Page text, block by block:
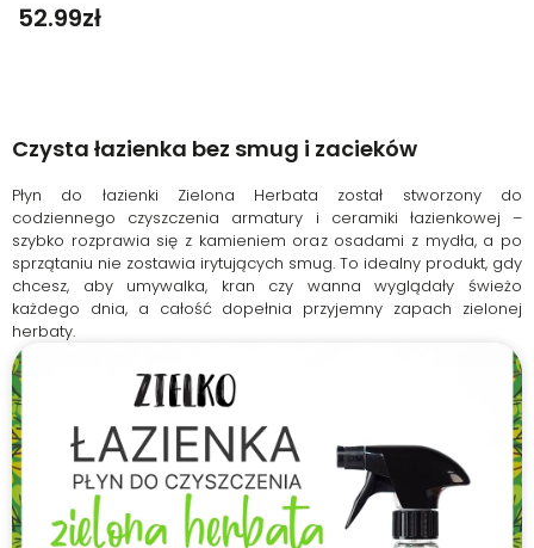
52.99Zł
Czysta łazienka bez smug i zacieków
Płyn do łazienki Zielona Herbata został stworzony do
codziennego czyszczenia armatury i ceramiki łazienkowej –
szybko rozprawia się z kamieniem oraz osadami z mydła, a po
sprzątaniu nie zostawia irytujących smug. To idealny produkt, gdy
chcesz, aby umywalka, kran czy wanna wyglądały świeżo
każdego dnia, a całość dopełnia przyjemny zapach zielonej
herbaty.